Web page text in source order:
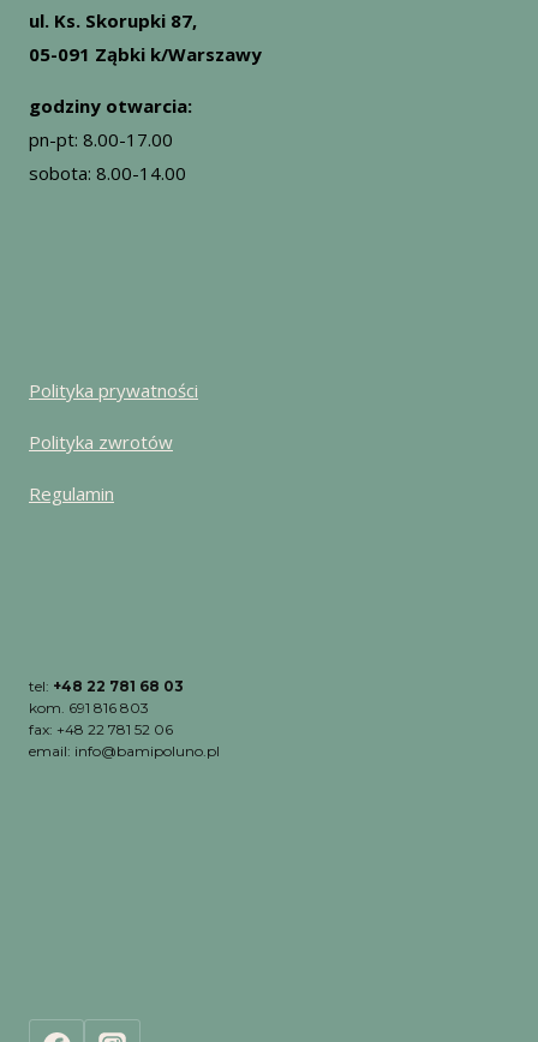
ul. Ks. Skorupki 87,
05-091 Ząbki k/Warszawy
godziny otwarcia:
pn-pt: 8.00-17.00
sobota: 8.00-14.00
Polityka prywatności
Polityka zwrotów
Regulamin
tel: +48 22 781 68 03
kom. 691 816 803
fax: +48 22 781 52 06
email: info@bamipoluno.pl